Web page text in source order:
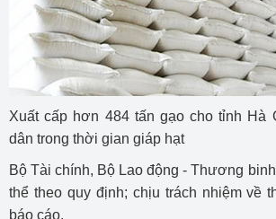
Xuất cấp hơn 484 tấn gạo cho tỉnh Hà
dân trong thời gian giáp hạt
Bộ Tài chính, Bộ Lao động - Thương
thể theo quy định; chịu trách nhiệm về
báo cáo.